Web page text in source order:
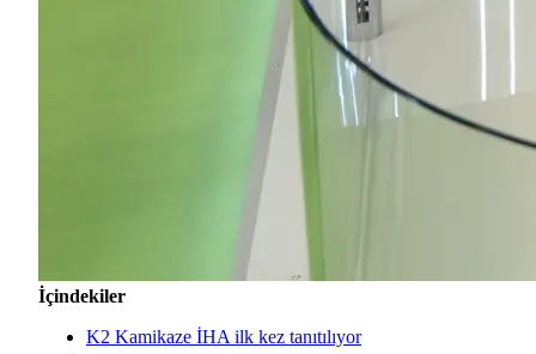
İçindekiler
K2 Kamikaze İHA ilk kez tanıtılıyor